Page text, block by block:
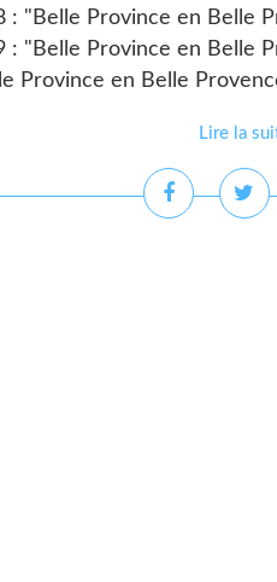
: "Belle Province en Belle
: "Belle Province en Belle
Province en Belle
Lire la